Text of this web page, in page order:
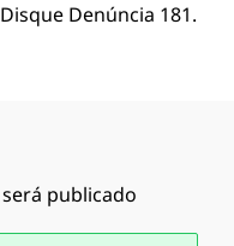
Denúncia 181.
publicado